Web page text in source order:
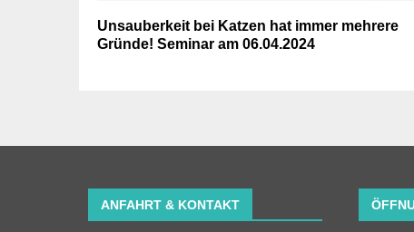
Unsauberkeit bei Katzen hat immer mehrere
Gründe! Seminar am 06.04.2024
ANFAHRT & KONTAKT